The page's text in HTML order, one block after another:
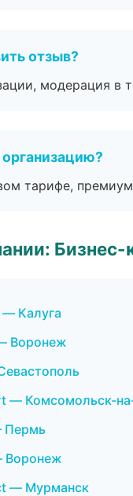
отзыв?
модерация в
тарифе,
Бизнес-
— Калуга
Воронеж
— Комсомольск-
Пермь
Воронеж
— Мурманск